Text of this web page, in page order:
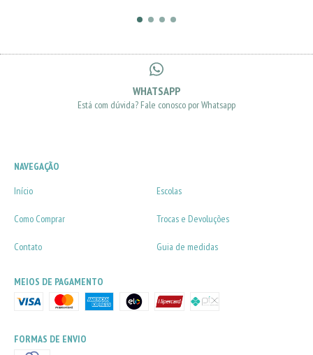
WHATSAPP
Está com dúvida? Fale conosco por Whatsapp
NAVEGAÇÃO
Início
Escolas
Como Comprar Trocas e Devoluções
Contato Guia de medidas
MEIOS DE PAGAMENTO
FORMAS DE ENVIO